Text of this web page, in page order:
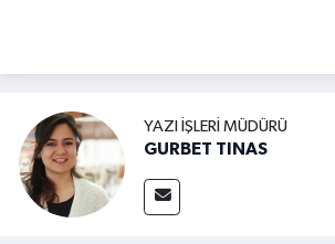
YAZI İŞLERI MÜDÜRÜ
GURBET TINAS